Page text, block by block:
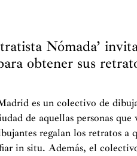
Nómada’
obtener sus
es un colectivo de
de aquellas personas
regalan los retratos a
in situ. Además, el